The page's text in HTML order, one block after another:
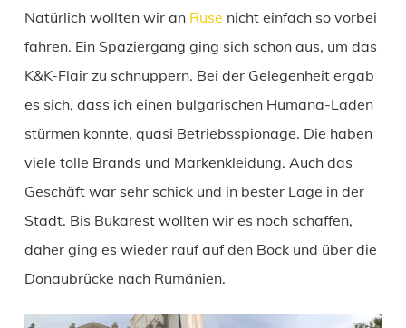
Natürlich wollten wir an Ruse nicht einfach so vorbei
fahren. Ein Spaziergang ging sich schon aus, um das
K&K-Flair zu schnuppern. Bei der Gelegenheit ergab
es sich, dass ich einen bulgarischen Humana-Laden
stürmen konnte, quasi Betriebsspionage. Die haben
viele tolle Brands und Markenkleidung. Auch das
Geschäft war sehr schick und in bester Lage in der
Stadt. Bis Bukarest wollten wir es noch schaffen,
daher ging es wieder rauf auf den Bock und über die
Donaubrücke nach Rumänien.